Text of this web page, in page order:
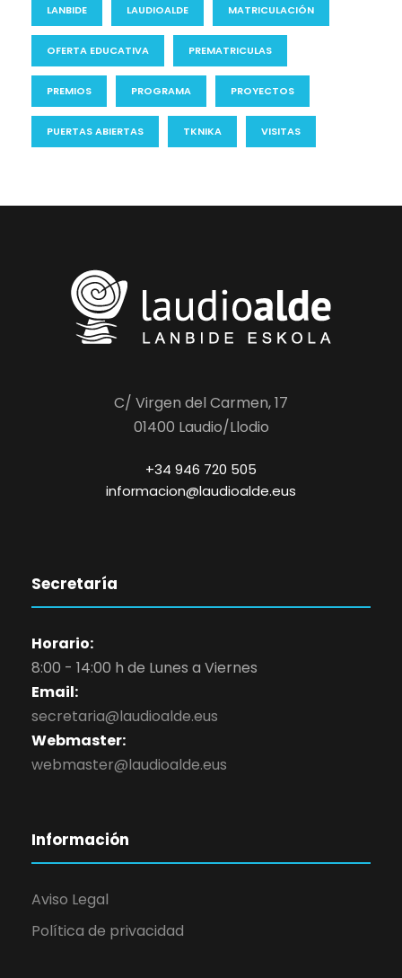
LANBIDE LAUDIOALDE MATRICULACIÓN
OFERTA EDUCATIVA PREMATRICULAS
PREMIOS PROGRAMA PROYECTOS
PUERTAS ABIERTAS TKNIKA VISITAS
C/ Virgen del Carmen, 17
01400 Laudio/Llodio
+34 946 720 505
informacion@laudioalde.eus
Secretaría
Horario:
8:00 - 14:00 h de Lunes a Viernes
Email:
secretaria@laudioalde.eus
Webmaster:
webmaster@laudioalde.eus
Información
Aviso Legal
Política de privacidad